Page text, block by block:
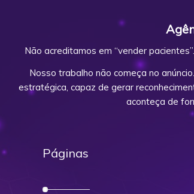
Não acreditamos em “vender
Nosso trabalho não começa no
estratégica, capaz de gerar
aconteça de
Páginas